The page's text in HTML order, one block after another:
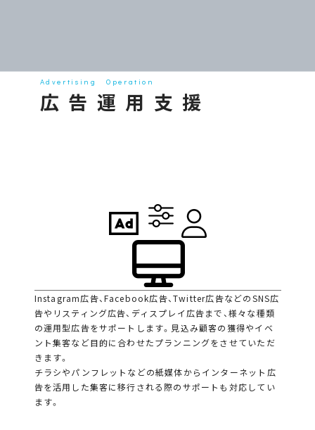
Advertising Operation
広告運用支援
Instagram広告、Facebook広告、Twitter広告などのSNS広
告やリスティング広告、ディスプレイ広告まで、様々な種類
の運用型広告をサポートします。見込み顧客の獲得やイベ
ント集客など目的に合わせたプランニングをさせていただ
きます。
チラシやパンフレットなどの紙媒体からインターネット広
告を活用した集客に移行される際のサポートも対応してい
ます。